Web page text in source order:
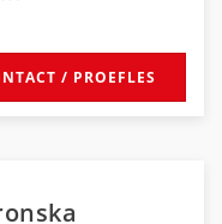
/ PROEFLES